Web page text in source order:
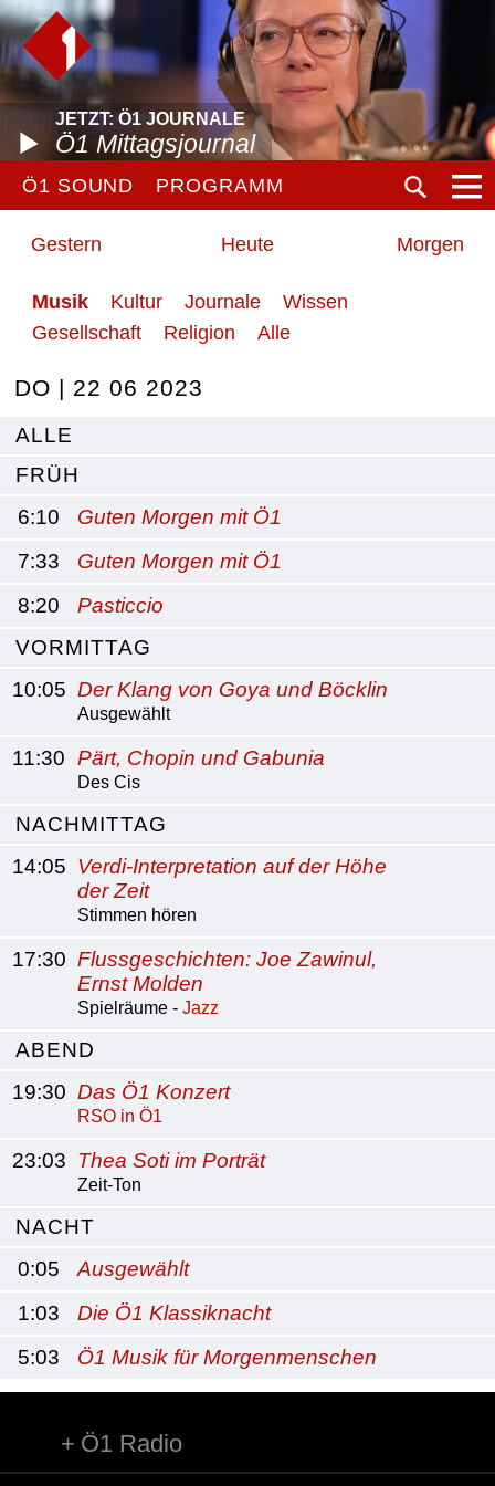
JETZT: Ö1 JOURNALE
Ö1 Mittagsjournal
Ö1 SOUND PROGRAMM
Gestern Heute Morgen
Musik Kultur Journale
Wissen
Gesellschaft
Religion Alle
DO | 22 06 2023
ALLE
FRÜH
6:10
Guten Morgen mit Ö1
7:33
Guten Morgen mit Ö1
8:20
Pasticcio
VORMITTAG
10:05 Der Klang von Goya und Böcklin
Ausgewählt
11:30 Pärt, Chopin und Gabunia
Des Cis
NACHMITTAG
14:05 Verdi-Interpretation auf der Höhe
der Zeit
Stimmen hören
17:30 Flussgeschichten: Joe Zawinul,
Ernst Molden
Spielräume - Jazz
ABEND
19:30 Das Ö1 Konzert
RSO in Ö1
23:03 Thea Soti im Porträt
Zeit-Ton
NACHT
0:05
Ausgewählt
1:03
Die Ö1 Klassiknacht
5:03
Ö1 Musik für Morgenmenschen
Ö1 Radio